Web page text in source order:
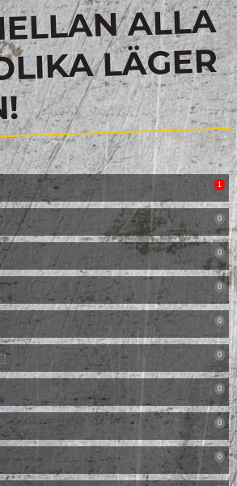
ALLA
LÄGER
1
0
0
0
0
0
0
0
0